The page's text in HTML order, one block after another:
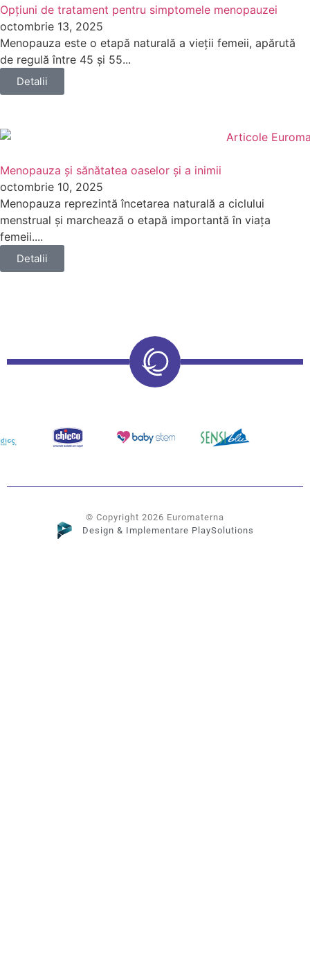
Opțiuni de tratament pentru simptomele menopauzei
octombrie 13, 2025
Menopauza este o etapă naturală a vieții femeii, apărută
de regulă între 45 și 55...
Detalii
Menopauza și sănătatea oaselor și a inimii
octombrie 10, 2025
Menopauza reprezintă încetarea naturală a ciclului
menstrual și marchează o etapă importantă în viața
femeii....
Detalii
© Copyright 2026 Euromaterna
Design & Implementare PlaySolutions